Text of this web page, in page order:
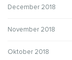
December 2018
November 2018
Oktober 2018